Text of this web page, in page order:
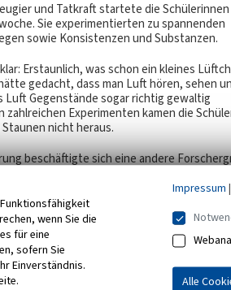
und Tatkraft startete die Schülerinnen
Sie experimentierten zu spannenden
sowie Konsistenzen und Substanzen.
Erstaunlich, was schon ein kleines
gedacht, dass man Luft hören, sehen
Luft Gegenstände sogar richtig gewaltig
zahlreichen Experimenten kamen die
nicht heraus.
beschäftigte sich eine andere
Zeug hält, und es wurden ganz
auf ihre Klebkraft untersucht. Zum
Kinder eigenen Glibberschleim her.
verbreitete ein Duftöl Marke
Zudem wurden Brücken gebaut
und die Schülerinnen und Schüler lernten,
wenn Sie die
für eine
sofern Sie
Einverständnis.
Impressum |
Alle